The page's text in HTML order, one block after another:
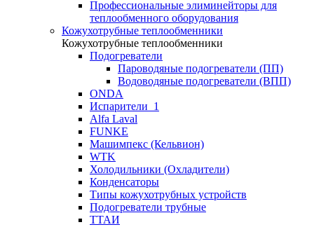
Профессиональные элиминейторы для
теплообменного оборудования
Кожухотрубные теплообменники
Кожухотрубные теплообменники
Подогреватели
Пароводяные подогреватели (ПП)
Водоводяные подогреватели (ВПП)
ONDA
Испарители_1
Alfa Laval
FUNKE
Машимпекс (Кельвион)
WTK
Холодильники (Охладители)
Конденсаторы
Типы кожухотрубных устройств
Подогреватели трубные
ТТАИ